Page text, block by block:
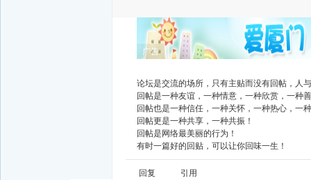
广告
论坛是交流的场所，只有主贴而没有回帖，人
回帖是一种友谊，一种情意，一种欣赏，一种
回帖也是一种信任，一种关怀，一种热心，一
回帖更是一种共享，一种共振！
回帖是网络最美丽的行为！
有时一篇好的回贴，可以让你回味一生！
回复
引用